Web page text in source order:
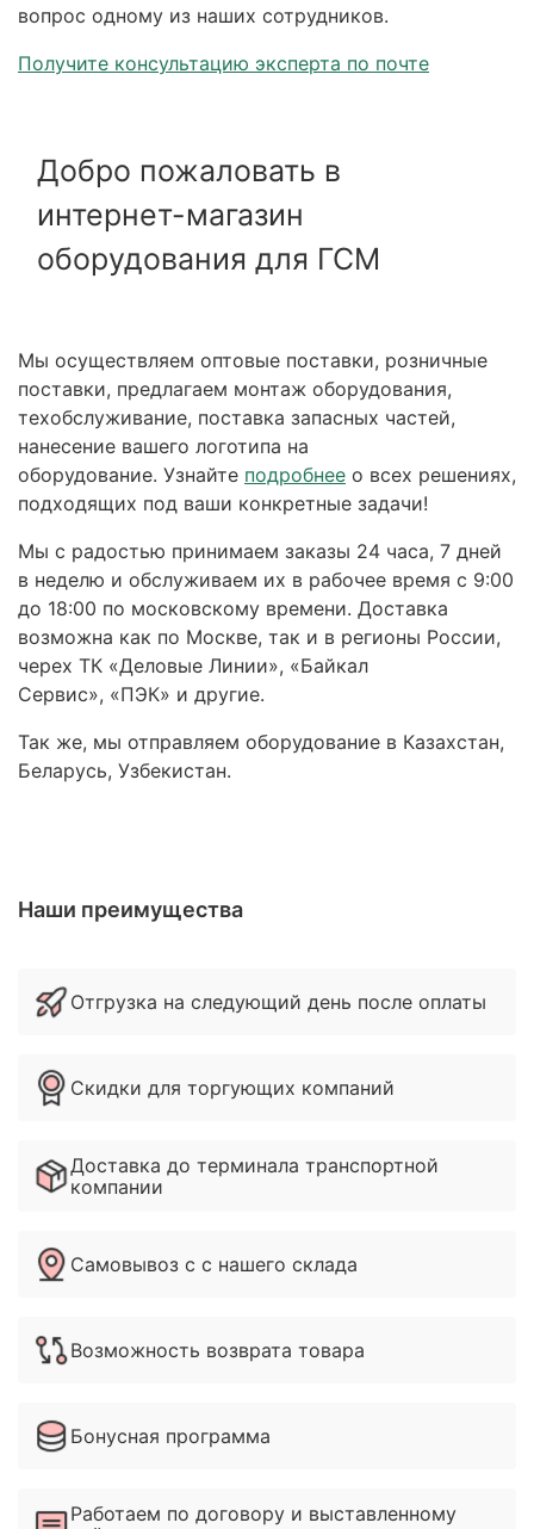
вопрос одному из наших сотрудников.
Получите консультацию эксперта по почте
Добро пожаловать в
интернет-магазин
оборудования для ГСМ
Мы осуществляем оптовые поставки, розничные
поставки, предлагаем монтаж оборудования,
техобслуживание, поставка запасных частей,
нанесение вашего логотипа на
оборудование. Узнайте подробнее о всех решениях,
подходящих под ваши конкретные задачи!
Мы с радостью принимаем заказы 24 часа, 7 дней
в неделю и обслуживаем их в рабочее время с 9:00
до 18:00 по московскому времени. Доставка
возможна как по Москве, так и в регионы России,
черех ТК «Деловые Линии», «Байкал
Сервис», «ПЭК» и другие.
Так же, мы отправляем оборудование в Казахстан,
Беларусь, Узбекистан.
Наши преимущества
Отгрузка на следующий день после оплаты
Скидки для торгующих компаний
Доставка до терминала транспортной
компании
Самовывоз с с нашего склада
Возможность возврата товара
Бонусная программа
Работаем по договору и выставленному